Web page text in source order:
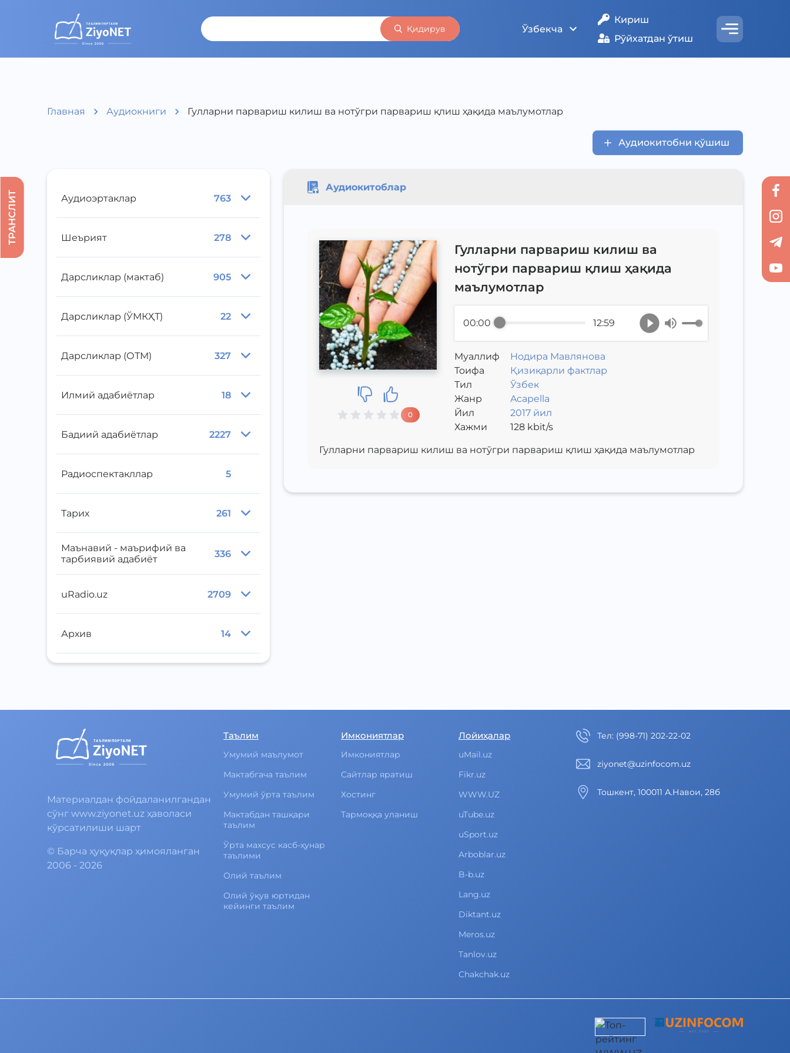
Қидирув Ўзбекча
Кириш
Рўйхатдан ўтиш
Главная Аудиокниги Гулларни парвариш килиш ва нотўгри парвариш қлиш ҳақида маълумотлар
Аудиокитобни қўшиш
Аудиоэртаклар 763
Шеърият 278
Дарсликлар (мактаб) 905
Дарсликлар (ЎМКҲТ) 22
Дарсликлар (ОТМ) 327
Илмий адабиётлар 18
Бадиий адабиётлар 2227
Радиоспектакллар 5
Тарих 261
Маънавий - маърифий ва
тарбиявий адабиёт
336
uRadio.uz 2709
Архив 14
Аудиокитоблар
0
Гулларни парвариш килиш ва
нотўгри парвариш қлиш ҳақида
маълумотлар
00:00 12:59
Муаллиф
Нодира Мавлянова
Toифа
Қизиқарли фактлар
Тил
Ўзбек
Жанр
Acapella
Йил
2017 йил
Хажми
128kbit/s
Гулларни парвариш килиш ва нотўгри парвариш қлиш ҳақида маълумотлар
ТРАНСЛИТ
Материалдан фойдаланилгандан
сўнг www.ziyonet.uz ҳаволаси
кўрсатилиши шарт
© Барча ҳуқуқлар ҳимояланган
2006 - 2026
Таълим
Умумий маълумот
Мактабгача таълим
Умумий ўрта таълим
Мактабдан ташқари
таълим
Ўрта махсус касб-ҳунар
таълими
Олий таълим
Олий ўқув юртидан
кейинги таълим
Имкониятлар
Имкониятлар
Cайтлар яратиш
Хостинг
Тармоққа уланиш
Лойиҳалар
uMail.uz
Fikr.uz
WWW.UZ
uTube.uz
uSport.uz
Arboblar.uz
B-b.uz
Lang.uz
Diktant.uz
Meros.uz
Tanlov.uz
Chakchak.uz
Тел: (998-71) 202-22-02
ziyonet@uzinfocom.uz
Тошкент, 100011 А.Навои, 28б